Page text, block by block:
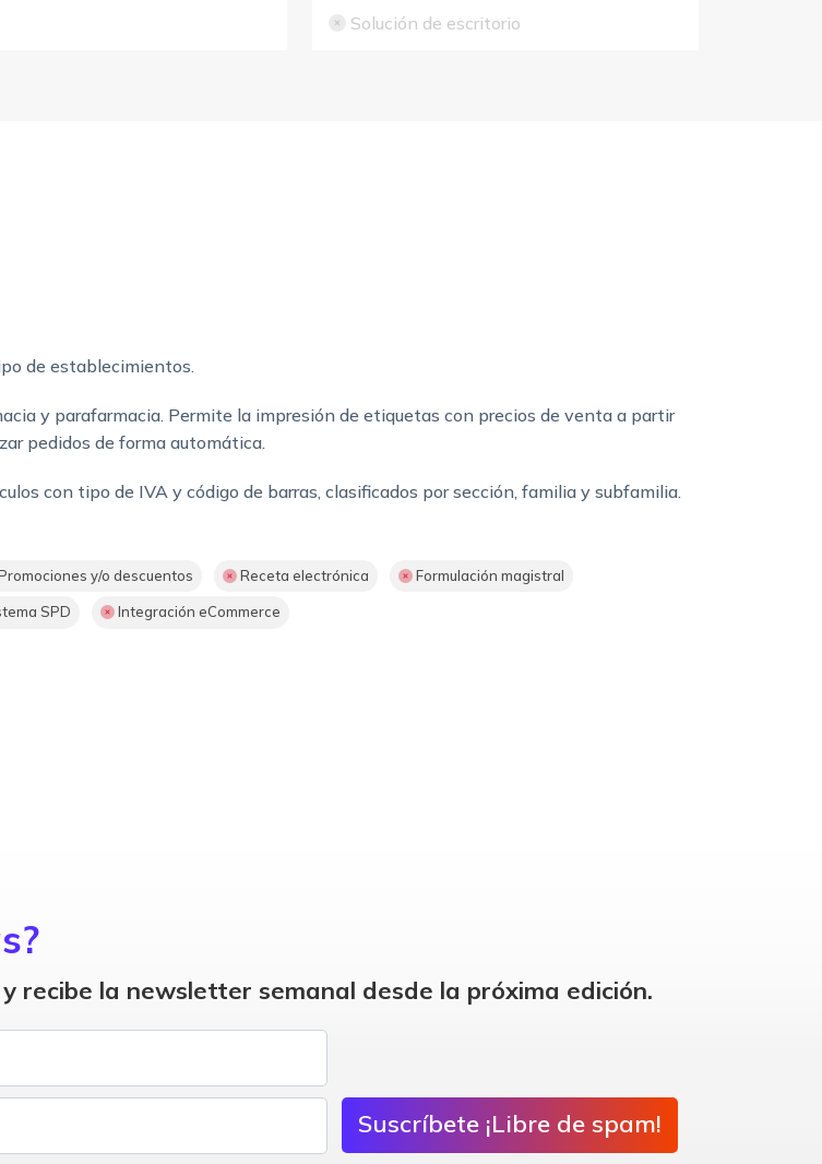
Solución de escritorio
de establecimientos.
y parafarmacia. Permite la impresión de etiquetas con precios de venta a partir
pedidos de forma automática.
con tipo de IVA y código de barras, clasificados por sección, familia y subfamilia.
y/o descuentos Receta electrónica Formulación magistral
SPD Integración eCommerce
recibe la newsletter semanal desde la próxima edición.
Suscríbete ¡Libre de spam!